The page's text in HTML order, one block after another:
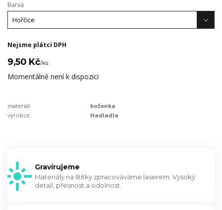
Barva
Nejsme plátci DPH
9,50 Kč/ks
Momentálně není k dispozici
materiál:
koženka
výrobce:
Hadladla
Gravírujeme
Materiály na štítky zpracováváme laserem. Vysoký
detail, přesnost a odolnost.